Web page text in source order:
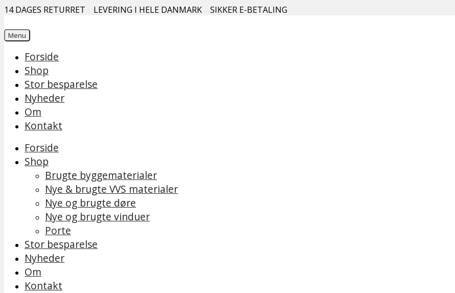
14 DAGES RETURRET LEVERING I HELE DANMARK SIKKER E-BETALING
Menu
Forside
Shop
Stor besparelse
Nyheder
Om
Kontakt
Forside
Shop
Brugte byggematerialer
Nye & brugte VVS materialer
Nye og brugte døre
Nye og brugte vinduer
Porte
Stor besparelse
Nyheder
Om
Kontakt